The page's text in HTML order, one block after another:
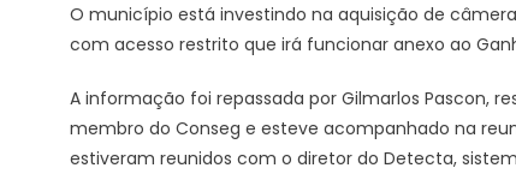
O município está investindo na aquisição de
com acesso restrito que irá funcionar anexo ao
A informação foi repassada por Gilmarlos Pascon,
membro do Conseg e esteve acompanhado na
estiveram reunidos com o diretor do Detecta,